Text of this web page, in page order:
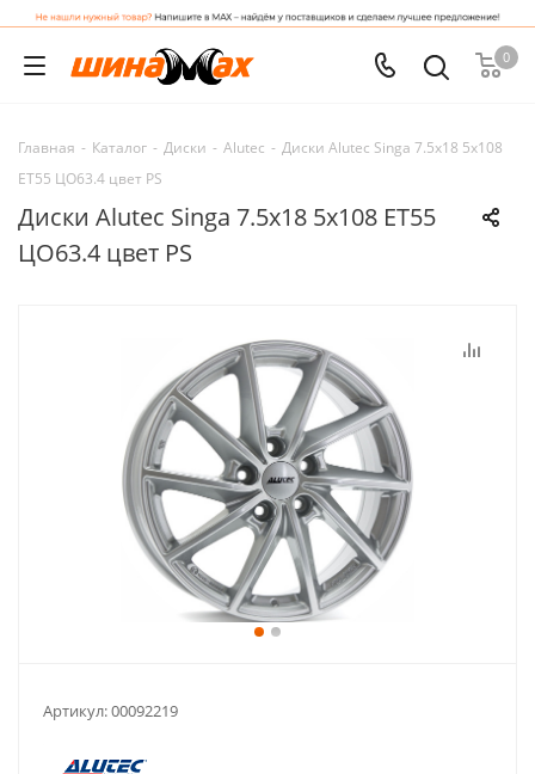
0
Главная - Каталог - Диски - Alutec - Диски Alutec Singa 7.5x18 5x108
ET55 ЦО63.4 цвет PS
Диски Alutec Singa 7.5x18 5x108 ET55
ЦО63.4 цвет PS
Артикул:00092219